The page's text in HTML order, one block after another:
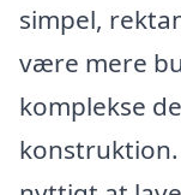
simpel,
være mere
komplekse